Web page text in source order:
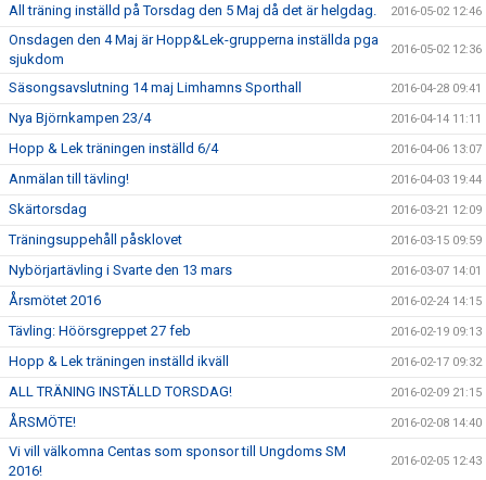
All träning inställd på Torsdag den 5 Maj då det är helgdag. 2016-05-02 12:46
Onsdagen den 4 Maj är Hopp&Lek-grupperna inställda pga
sjukdom
2016-05-02 12:36
Säsongsavslutning 14 maj Limhamns Sporthall 2016-04-28 09:41
Nya Björnkampen 23/4 2016-04-14 11:11
Hopp & Lek träningen inställd 6/4 2016-04-06 13:07
Anmälan till tävling! 2016-04-03 19:44
Skärtorsdag 2016-03-21 12:09
Träningsuppehåll påsklovet 2016-03-15 09:59
Nybörjartävling i Svarte den 13 mars 2016-03-07 14:01
Årsmötet 2016 2016-02-24 14:15
Tävling: Höörsgreppet 27 feb 2016-02-19 09:13
Hopp & Lek träningen inställd ikväll 2016-02-17 09:32
ALL TRÄNING INSTÄLLD TORSDAG! 2016-02-09 21:15
ÅRSMÖTE! 2016-02-08 14:40
Vi vill välkomna Centas som sponsor till Ungdoms SM
2016!
2016-02-05 12:43